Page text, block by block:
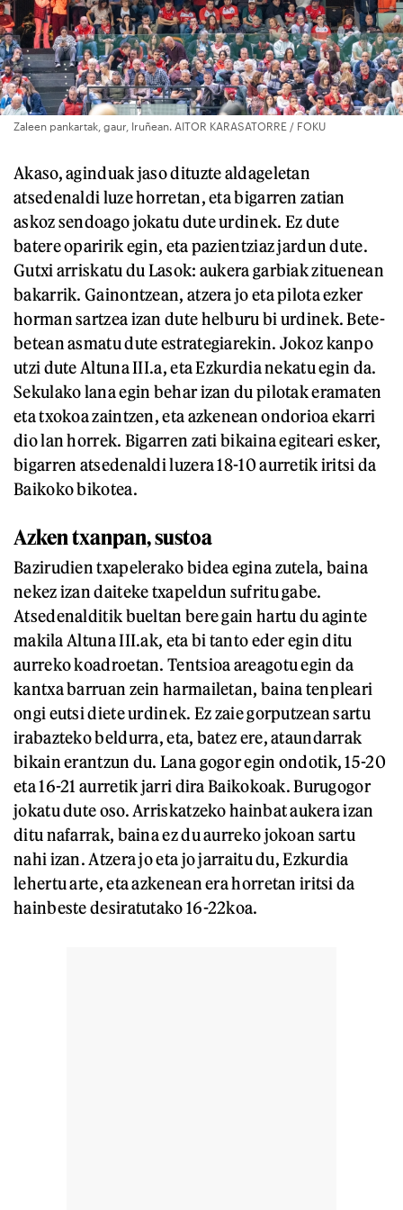
Zaleen pankartak, gaur, Iruñean. AITOR KARASATORRE / FOKU
Akaso, aginduak jaso dituzte aldageletan
atsedenaldi luze horretan, eta bigarren zatian
askoz sendoago jokatu dute urdinek. Ez dute
batere oparirik egin, eta pazientziaz jardun dute.
Gutxi arriskatu du Lasok: aukera garbiak zituenean
bakarrik. Gainontzean, atzera jo eta pilota ezker
horman sartzea izan dute helburu bi urdinek. Bete-
betean asmatu dute estrategiarekin. Jokoz kanpo
utzi dute Altuna III.a, eta Ezkurdia nekatu egin da.
Sekulako lana egin behar izan du pilotak eramaten
eta txokoa zaintzen, eta azkenean ondorioa ekarri
dio lan horrek. Bigarren zati bikaina egiteari esker,
bigarren atsedenaldi luzera 18-10 aurretik iritsi da
Baikoko bikotea.
Azken txanpan, sustoa
Bazirudien txapelerako bidea egina zutela, baina
nekez izan daiteke txapeldun sufritu gabe.
Atsedenalditik bueltan bere gain hartu du aginte
makila Altuna III.ak, eta bi tanto eder egin ditu
aurreko koadroetan. Tentsioa areagotu egin da
kantxa barruan zein harmailetan, baina tenpleari
ongi eutsi diete urdinek. Ez zaie gorputzean sartu
irabazteko beldurra, eta, batez ere, ataundarrak
bikain erantzun du. Lana gogor egin ondotik, 15-20
eta 16-21 aurretik jarri dira Baikokoak. Burugogor
jokatu dute oso. Arriskatzeko hainbat aukera izan
ditu nafarrak, baina ez du aurreko jokoan sartu
nahi izan. Atzera jo eta jo jarraitu du, Ezkurdia
lehertu arte, eta azkenean era horretan iritsi da
hainbeste desiratutako 16-22koa.